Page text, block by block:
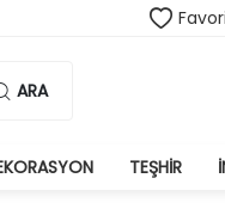
ARA
TEŞHIR